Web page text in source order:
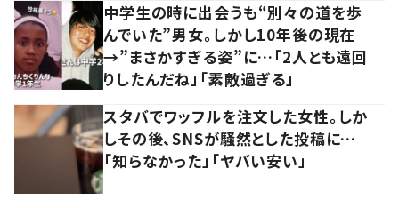
中学生の時に出会うも“別々の道を歩
んでいた”男女。しかし10年後の現在
→”まさかすぎる姿”に…「2人とも遠回
りしたんだね」「素敵過ぎる」
スタバでワッフルを注文した女性。しか
しその後、SNSが騒然とした投稿に…
「知らなかった」「ヤバい安い」